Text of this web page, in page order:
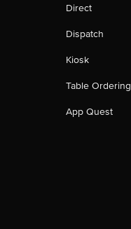
Direct
Dispatch
Kiosk
Table Ordering
App Quest